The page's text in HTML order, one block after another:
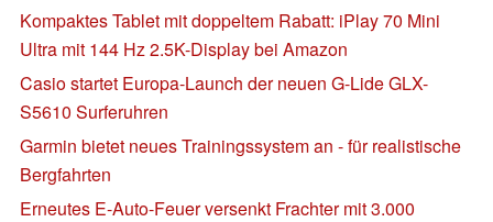
Kompaktes Tablet mit doppeltem Rabatt: iPlay 70 Mini
Ultra mit 144 Hz 2.5K-Display bei Amazon
Casio startet Europa-Launch der neuen G-Lide GLX-
S5610 Surferuhren
Garmin bietet neues Trainingssystem an - für realistische
Bergfahrten
Erneutes E-Auto-Feuer versenkt Frachter mit 3.000